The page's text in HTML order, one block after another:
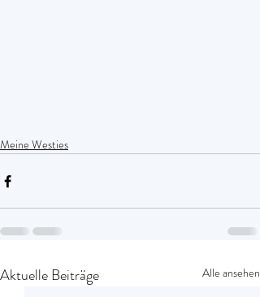
Meine Westies
Aktuelle Beiträge Alle ansehen